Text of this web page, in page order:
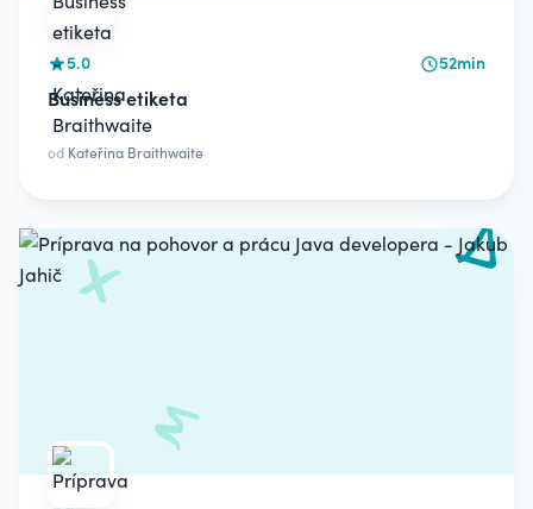
5.0 52min
Business etiketa
od Kateřina Braithwaite